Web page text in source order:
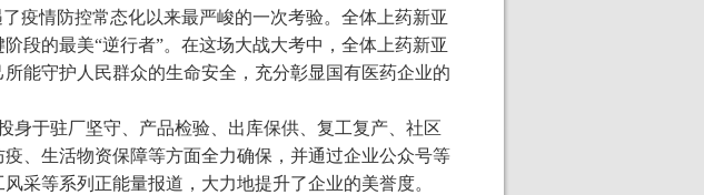
疫情防控常态化以来最严峻的一次考验。全体上药新亚
段的最美“逆行者”。在这场大战大考中，全体上药新亚
能守护人民群众的生命安全，充分彰显国有医药企业的
身于驻厂坚守、产品检验、出库保供、复工复产、社区
、生活物资保障等方面全力确保，并通过企业公众号等
采等系列正能量报道，大力地提升了企业的美誉度。